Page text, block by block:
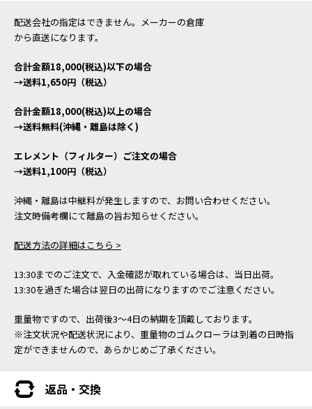
配送会社の指定はできません。メーカーの倉庫
から直送になります。
合計金額18,000(税込)以下の場合
→送料1,650円（税込）
合計金額18,000(税込)以上の場合
→送料無料(沖縄・離島は除く)
エレメント（フィルター）ご注文の場合
→送料1,100円（税込）
沖縄・離島は中継料が発生しますので、お問い合わせください。
注文時備考欄にて離島の旨お知らせください。
配送方法の詳細はこちら >
13:30までのご注文で、入金確認が取れている場合は、当日出荷。
13:30を過ぎた場合は翌日の出荷になりますのでご注意ください。
重量物ですので、出荷後3～4日の納期を頂戴しております。
※注文状況や配送状況により、重量物のゴムクローラは到着の日時指
定ができませんので、あらかじめご了承ください。
返品・交換